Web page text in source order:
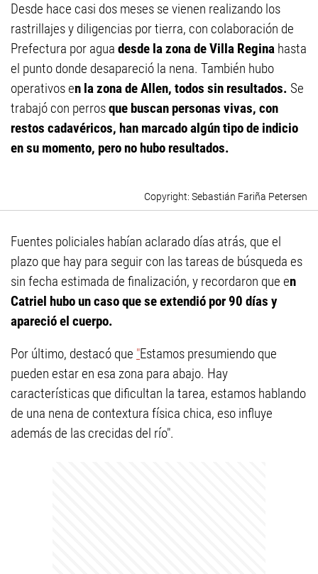
Desde hace casi dos meses se vienen realizando los
rastrillajes y diligencias por tierra, con colaboración de
Prefectura por agua desde la zona de Villa Regina hasta
el punto donde desapareció la nena. También hubo
operativos en la zona de Allen, todos sin resultados. Se
trabajó con perrosque buscan personas vivas, con
restos cadavéricos, han marcado algún tipo de indicio
en su momento, pero no hubo resultados.
Sebastián Fariña Petersen
Fuentes policiales habían aclarado días atrás, que el
plazo que hay para seguir con las tareas de búsqueda es
sin fecha estimada de finalización, y recordaron que en
Catriel hubo un caso que se extendió por 90 días y
apareció el cuerpo.
Por último, destacó que "Estamos presumiendo que
pueden estar en esa zona para abajo. Hay
características que dificultan la tarea, estamos hablando
de una nena de contextura física chica, eso influye
además de las crecidas del río".